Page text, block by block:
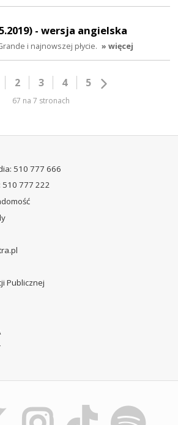
- wersja angielska
i najnowszej płycie. » więcej
2 3 4 5
67 na 7 stronach
510 777 666
510 777 222
Publicznej